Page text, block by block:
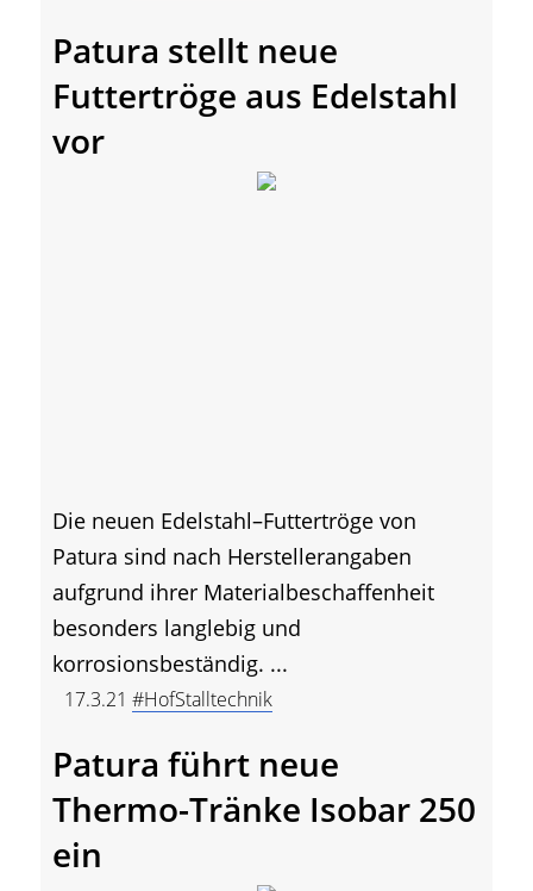
Patura stellt neue
Futtertröge aus Edelstahl
vor
Die neuen Edelstahl–Futtertröge von
Patura sind nach Herstellerangaben
aufgrund ihrer Materialbeschaffenheit
besonders langlebig und
korrosionsbeständig. ...
17.3.21 #HofStalltechnik
Patura führt neue
Thermo-Tränke Isobar 250
ein